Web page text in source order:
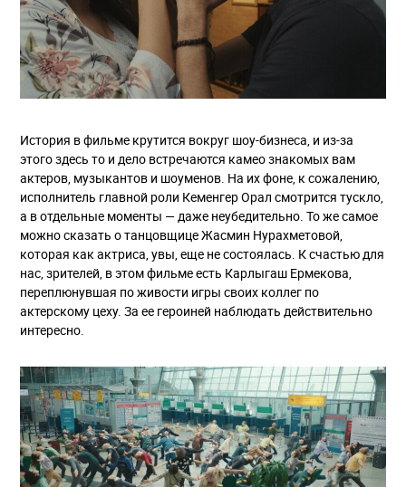
История в фильме крутится вокруг шоу-бизнеса, и из-за
этого здесь то и дело встречаются камео знакомых вам
актеров, музыкантов и шоуменов. На их фоне, к сожалению,
исполнитель главной роли Кеменгер Орал смотрится тускло,
а в отдельные моменты — даже неубедительно. То же самое
можно сказать о танцовщице Жасмин Нурахметовой,
которая как актриса, увы, еще не состоялась. К счастью для
нас, зрителей, в этом фильме есть Карлыгаш Ермекова,
переплюнувшая по живости игры своих коллег по
актерскому цеху. За ее героиней наблюдать действительно
интересно.